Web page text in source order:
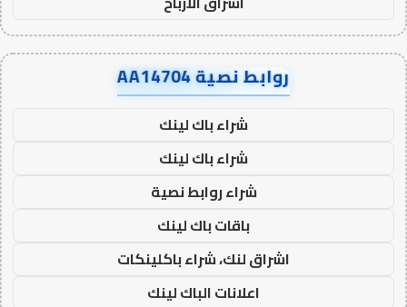
روابط نصية AA14704
شراء باك لينك
شراء باك لينك
شراء روابط نصية
باقات باك لينك
اشراق لنك، شراء باكلينكات
اعلانات الباك لينك